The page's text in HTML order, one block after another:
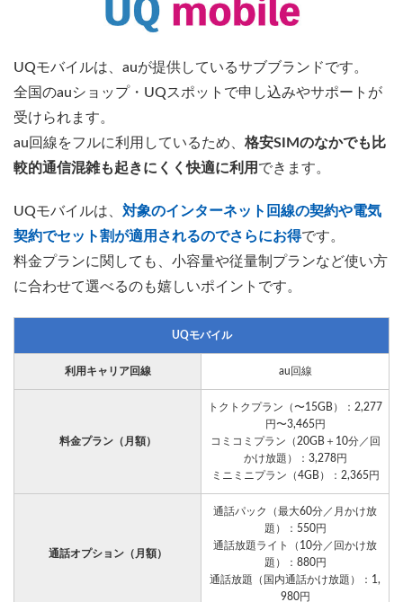
UQモバイルは、auが提供しているサブブランドです。
全国のauショップ・UQスポットで申し込みやサポートが
受けられます。
au回線をフルに利用しているため、 格安SIMのなかでも比
較的通信混雑も起きにくく快適に利用 できます。
UQモバイルは、 対象のインターネット回線の契約や電気
契約でセット割が適用されるのでさらにお得です。
料金プランに関しても、小容量や従量制プランなど使い方
に合わせて選べるのも嬉しいポイントです。
UQモバイル
利用キャリア回線 au回線
料金プラン（月額）
トクトクプラン（〜15GB）：2,277
円〜3,465円
コミコミプラン（20GB＋10分／回
かけ放題）：3,278円
ミニミニプラン（4GB）：2,365円
通話オプション（月額）
通話パック（最大60分／月かけ放
題）：550円
通話放題ライト（10分／回かけ放
題）：880円
通話放題（国内通話かけ放題）：1,
980円